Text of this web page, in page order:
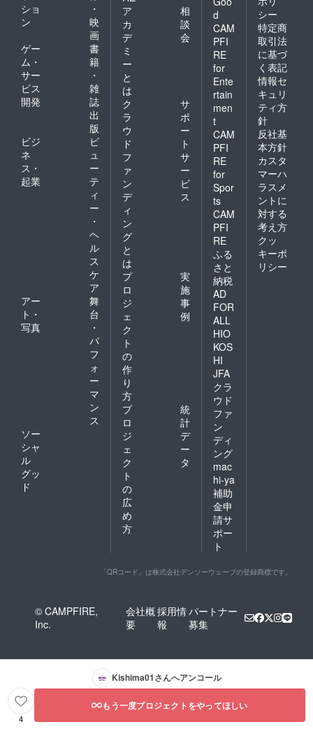
ショ
ン
・
映
画
ゲー
ム・
サー
ビス
開発
書
籍
・
雑
誌
出
版
ビジ
ネ
ス・
起業
ビ
ュ
ー
テ
ィ
ー
・
ヘ
ル
ス
ケ
ア
アー
ト・
写真
舞
台
・
パ
フ
ォ
ー
マ
ン
ス
ソー
シャ
ル
グッ
ド
ア
カ
デ
ミ
ー
と
は
相
談
会
ク
ラ
ウ
ド
フ
ァ
ン
デ
ィ
ン
グ
と
は
サ
ポ
ー
ト
サ
ー
ビ
ス
プ
ロ
ジ
ェ
ク
ト
の
作
り
方
実
施
事
例
プ
ロ
ジ
ェ
ク
ト
の
広
め
方
統
計
デ
ー
タ
d
CAM
PFI
RE
for
Ente
rtain
men
t
CAM
PFI
RE
for
Spor
ts
CAM
PFI
RE
ふる
さと
納税
AD
FOR
ALL
HIO
KOS
HI
JFA
クラ
ウド
ファ
ン
ディ
ング
mac
hi-ya
補助
金申
請サ
ポー
ト
シー
特定商
取引法
に基づ
く表記
情報セ
キュリ
ティ方
針
反社基
本方針
カスタ
マーハ
ラスメ
ントに
対する
考え方
クッ
キーポ
リシー
「QRコード」は株式会社デンソーウェーブの登録商標です。
© CAMPFIRE,
Inc.
会社概
要
採用情
報
パートナー
募集
Kishima01さんへアンコール
4
もう一度プロジェクトをやってほしい